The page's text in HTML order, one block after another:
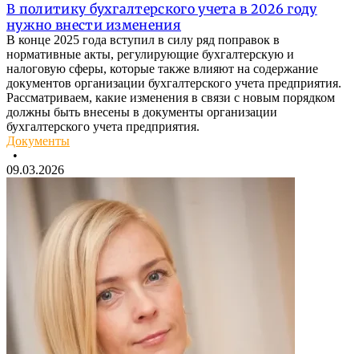
В политику бухгалтерского учета в 2026 году
нужно внести изменения
В конце 2025 года вступил в силу ряд поправок в
нормативные акты, регулирующие бухгалтерскую и
налоговую сферы, которые также влияют на содержание
документов организации бухгалтерского учета предприятия.
Рассматриваем, какие изменения в связи с новым порядком
должны быть внесены в документы организации
бухгалтерского учета предприятия.
Документы
•
09.03.2026